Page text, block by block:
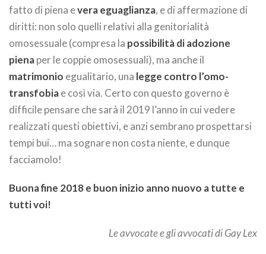
fatto di piena evera eguaglianza, e di affermazione di
diritti: non solo quelli relativi alla genitorialità
omosessuale (compresa la possibilità di adozione
pienaper le coppie omosessuali), ma anche il
matrimonio egualitario, una legge contro l’omo-
transfobiae così via. Certo con questo governo è
difficile pensare che sarà il 2019 l’anno in cui vedere
realizzati questi obiettivi, e anzi sembrano prospettarsi
tempi bui… ma sognare non costa niente, e dunque
facciamolo!
Buona fine 2018 e buon inizio anno nuovo a tutte e
tutti voi!
Le avvocate e gli avvocati di Gay Lex